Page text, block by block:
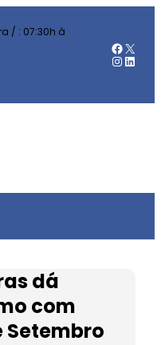
/ : 07:30h à
X
dá
com
Setembro